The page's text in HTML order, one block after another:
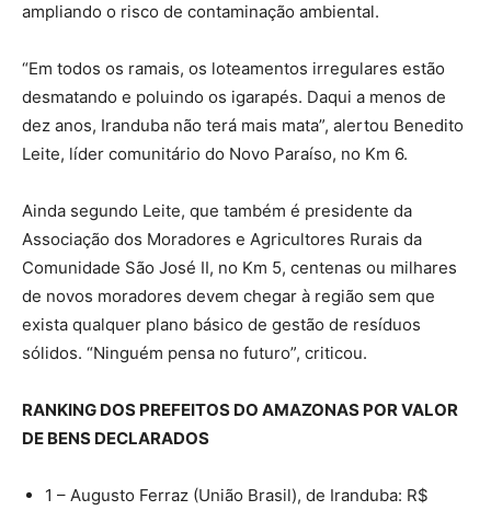
ampliando o risco de contaminação ambiental.
“Em todos os ramais, os loteamentos irregulares estão
desmatando e poluindo os igarapés. Daqui a menos de
dez anos, Iranduba não terá mais mata”, alertou Benedito
Leite, líder comunitário do Novo Paraíso, no Km 6.
Ainda segundo Leite, que também é presidente da
Associação dos Moradores e Agricultores Rurais da
Comunidade São José II, no Km 5, centenas ou milhares
de novos moradores devem chegar à região sem que
exista qualquer plano básico de gestão de resíduos
sólidos. “Ninguém pensa no futuro”, criticou.
RANKING DOS PREFEITOS DO AMAZONAS POR VALOR
DE BENS DECLARADOS
1 – Augusto Ferraz (União Brasil), de Iranduba: R$